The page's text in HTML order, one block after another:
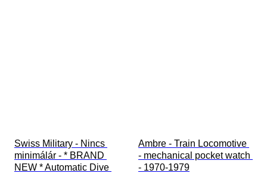
Swiss Military - Nincs
minimálár - * BRAND
NEW * Automatic Dive
Ambre - Train Locomotive
- mechanical pocket watch
- 1970-1979